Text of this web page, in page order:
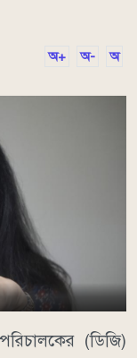
অ+ অ- অ
(ডিজি)